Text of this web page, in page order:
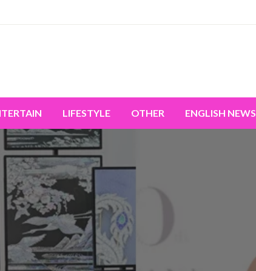
LIFESTYLE OTHER ENGLISH NEWS